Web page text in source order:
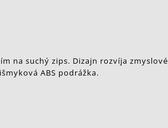
na suchý zips. Dizajn rozvíja zmyslové
ABS podrážka.